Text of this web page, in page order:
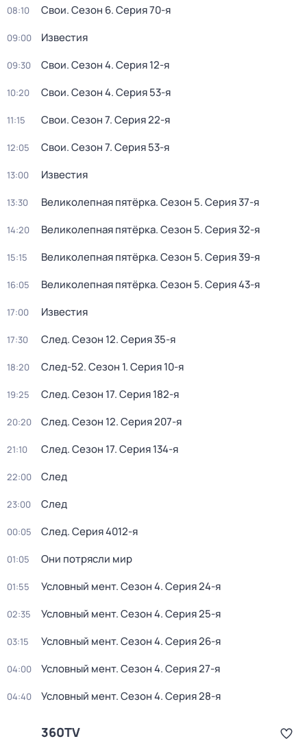
08:10 Свои. Сезон 6. Серия 70-я
09:00 Известия
09:30 Свои. Сезон 4. Серия 12-я
10:20 Свои. Сезон 4. Серия 53-я
11:15 Свои. Сезон 7. Серия 22-я
12:05 Свои. Сезон 7. Серия 53-я
13:00 Известия
13:30 Великолепная пятёрка. Сезон 5. Серия 37-я
14:20 Великолепная пятёрка. Сезон 5. Серия 32-я
15:15 Великолепная пятёрка. Сезон 5. Серия 39-я
16:05 Великолепная пятёрка. Сезон 5. Серия 43-я
17:00 Известия
17:30 След. Сезон 12. Серия 35-я
18:20 След-52. Сезон 1. Серия 10-я
19:25 След. Сезон 17. Серия 182-я
20:20 След. Сезон 12. Серия 207-я
21:10 След. Сезон 17. Серия 134-я
22:00 След
23:00 След
00:05 След. Серия 4012-я
01:05 Они потрясли мир
01:55 Условный мент. Сезон 4. Серия 24-я
02:35 Условный мент. Сезон 4. Серия 25-я
03:15 Условный мент. Сезон 4. Серия 26-я
04:00 Условный мент. Сезон 4. Серия 27-я
04:40 Условный мент. Сезон 4. Серия 28-я
360TV